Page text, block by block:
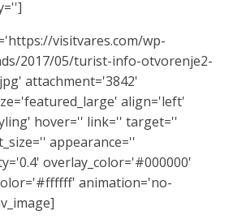
visitvares.com/wp-
2017/05/turist-info-otvorenje2-
attachment='3842'
align='left'
hover='' link='' target=''
appearance=''
overlay_color='#000000'
animation='no-